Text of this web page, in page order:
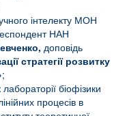
інтелекту МОН
НАН
доповідь
стратегії розвитку
;
біофізики
процесів в